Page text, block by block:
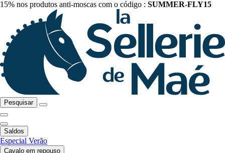
15% nos produtos anti-moscas com o código : SUMMER-FLY15
Pesquisar
Saldos
Especial Verão
Cavalo em repouso